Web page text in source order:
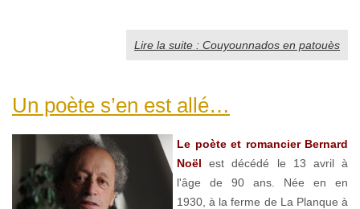
Lire la suite : Couyounnados en patouès
Un poète s’en est allé…
Le poète et romancier Bernard
Noël
est décédé le 13 avril à
l'âge de 90 ans. Née en en
1930, à la ferme de La Planque à